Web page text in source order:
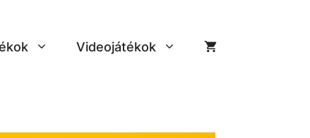
Videojátékok